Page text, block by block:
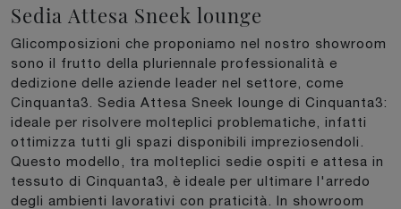
Sedia Attesa Sneek lounge
Glicomposizioni che proponiamo nel nostro showroom
sono il frutto della pluriennale professionalità e
dedizione delle aziende leader nel settore, come
Cinquanta3. Sedia Attesa Sneek lounge di Cinquanta3:
ideale per risolvere molteplici problematiche, infatti
ottimizza tutti gli spazi disponibili impreziosendoli.
Questo modello, tra molteplici sedie ospiti e attesa in
tessuto di Cinquanta3, è ideale per ultimare l'arredo
degli ambienti lavorativi con praticità. In showroom